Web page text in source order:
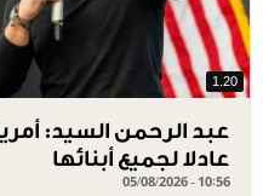
1.20
عبد الرحمن السيد:
عادلا لجميع أبنائها
05/08/2026 - 10:56